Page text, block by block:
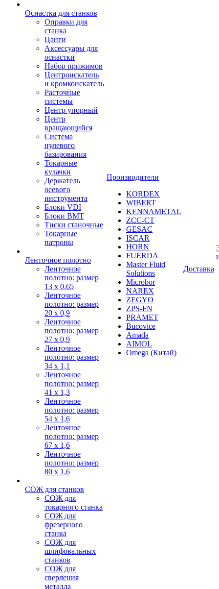
Оснастка для станков
Оправки для
станка
Цанги
Аксессуары для
оснастки
Набор прижимов
Центроискатель
и кромкоискатель
Расточные
системы
Центр упорный
Центр
вращающийся
Система
нулевого
базирования
Токарные
кулачки
Держатель
осевого
инструмента
Блоки VDI
Блоки BMT
Тиски станочные
Токарные
патроны
Ленточное полотно
Ленточное
полотно: размер
13 х 0,65
Ленточное
полотно: размер
20 х 0,9
Ленточное
полотно: размер
27 х 0,9
Ленточное
полотно: размер
34 х 1,1
Ленточное
полотно: размер
41 х 1,3
Ленточное
полотно: размер
54 х 1,6
Ленточное
полотно: размер
67 х 1,6
Ленточное
полотно: размер
80 х 1,6
СОЖ для станков
СОЖ для
токарного станка
СОЖ для
фрезерного
станка
СОЖ для
шлифовальных
станков
СОЖ для
сверления
металла
Производители
KORDEX
WIBERT
KENNAMETAL
ZCC-CT
GESAC
ISCAR
HORN
FUERDA
Master Fluid
Solutions
Microbor
NAREX
ZEGYO
ZPS-FN
PRAMET
Bucovice
Amada
AIMOL
Omega (Китай)
Доставка